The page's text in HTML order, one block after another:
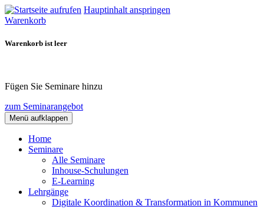
Hauptinhalt anspringen
Warenkorb
Warenkorb ist leer
Fügen Sie Seminare hinzu
zum Seminarangebot
Menü aufklappen
Home
Seminare
Alle Seminare
Inhouse-Schulungen
E-Learning
Lehrgänge
Digitale Koordination & Transformation in Kommunen